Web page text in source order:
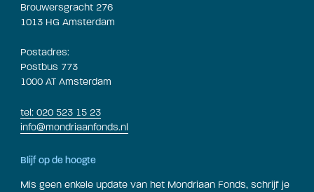
Brouwersgracht 276
1013 HG Amsterdam
Postadres:
Postbus 773
1000 AT Amsterdam
tel: 020 523 15 23
info@mondriaanfonds.nl
Blijf op de hoogte
Mis geen enkele update van het Mondriaan Fonds, schrijf je